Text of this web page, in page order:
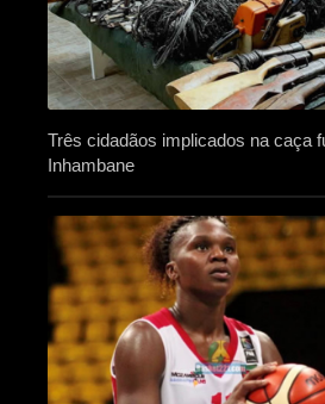
Três cidadãos implicados na caça
Inhambane